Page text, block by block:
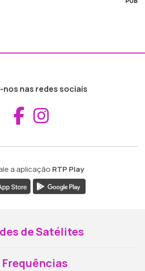
nos nas redes sociais
Aceder ao
a aplicação RTP Play
de Satélites
Frequências